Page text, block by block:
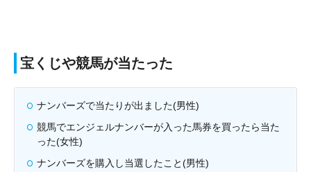
宝くじや競馬が当たった
ナンバーズで当たりが出ました(男性)
競馬でエンジェルナンバーが入った馬券を買ったら当た
った(女性)
ナンバーズを購入し当選したこと(男性)